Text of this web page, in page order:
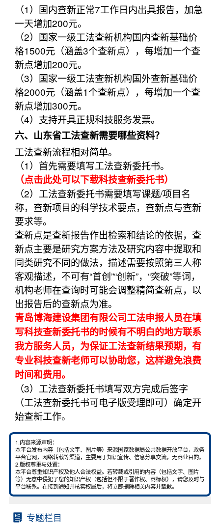
（1）国内查新正常7工作日内出具报告，加急
一天增加200元。
（2）国家一级工法查新机构国内查新基础价
格1500元（涵盖3个查新点），每增加一个查
新点增加200元。
（3）国家一级工法查新机构国外查新基础价
格2000元（涵盖1个查新点），每增加一个查
新点增加300元。
（4）支持开具正规科技服务发票。
六、山东省工法查新需要哪些资料？
工法查新流程相对简单。
（1）首先需要填写工法查新委托书。
（点击此处可以下载科技查新委托书）
（2）工法查新委托书需要填写课题/项目名
称，查新项目的科学技术要点，查新点与查新
要求等。
查新点是查新报告作出检索和结论的依据，查
新点主要是研究方案方法及研究内容中提取和
同类研究不同的做法，描述需要按照第三人称
客观描述，不可有“首创”“创新”，“突破”等词，
机构老师在查询时可能会调整精简查新点，以
出报告后的查新点为准。
青岛博海建设集团有限公司工法申报人员在填
写科技查新委托书的时候有不明白的地方联系
我方服务人员，为保证工法查新结果预期，有
专业科技查新老师可以协助您，这样避免浪费
时间和费用。
（3）工法查新委托书填写双方完成后签字
（工法查新委托书可电子版受理即可）确定开
始查新工作。
1.内容来源声明：
本平台发布内容（包括文字、图片等）来源国家数据局公共数据开放平台，政务
平台官网，网络转载等渠道，主要用于知识宣传、信息分享交流，无商业目的。
2.版权尊重与处置：
本平台尊重知识产权及他人合法权益。若转载或引用的内容（包括文字、图片
等）无意中侵犯了您的知识产权（包括但不限于著作权、商标权），请您及时与
平台联系。在接到通知并核实权属后，将立即删除相关内容并挚歉。
专题栏目